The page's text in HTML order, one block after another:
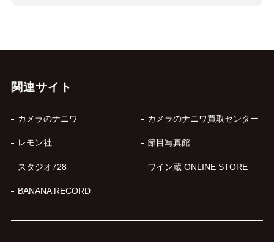
関連サイト
カメラのナニワ カメラのナニワ買取センター
レモン社 節目写真館
スタジオ728 ワイン蔵 ONLINE STORE
BANANA RECORD